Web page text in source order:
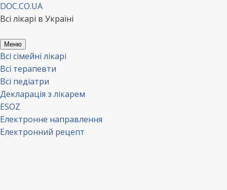
Перейти
до
DOC.CO.UA
Всі лікарі в Україні
Меню
Всі сімейні лікарі
Всі терапевти
Всі педіатри
Декларація з лікарем
ESOZ
Електронне направлення
Електронний рецепт